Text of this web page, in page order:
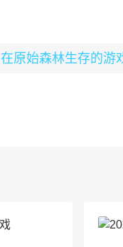
在原始森林生存的游